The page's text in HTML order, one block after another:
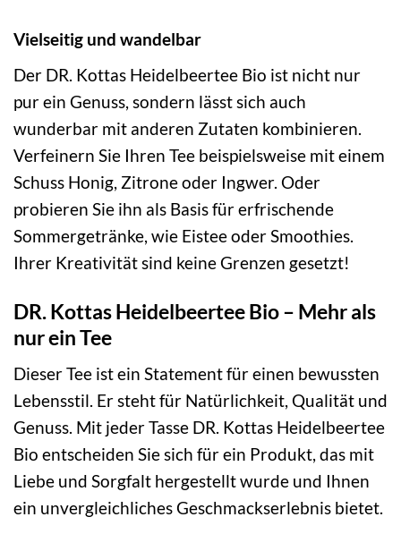
Vielseitig und wandelbar
Der DR. Kottas Heidelbeertee Bio ist nicht nur
pur ein Genuss, sondern lässt sich auch
wunderbar mit anderen Zutaten kombinieren.
Verfeinern Sie Ihren Tee beispielsweise mit einem
Schuss Honig, Zitrone oder Ingwer. Oder
probieren Sie ihn als Basis für erfrischende
Sommergetränke, wie Eistee oder Smoothies.
Ihrer Kreativität sind keine Grenzen gesetzt!
DR. Kottas Heidelbeertee Bio – Mehr als
nur ein Tee
Dieser Tee ist ein Statement für einen bewussten
Lebensstil. Er steht für Natürlichkeit, Qualität und
Genuss. Mit jeder Tasse DR. Kottas Heidelbeertee
Bio entscheiden Sie sich für ein Produkt, das mit
Liebe und Sorgfalt hergestellt wurde und Ihnen
ein unvergleichliches Geschmackserlebnis bietet.